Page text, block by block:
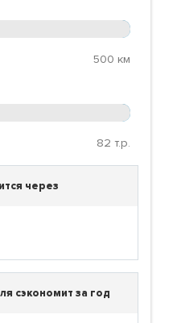
500 км
82 т.р.
через
сэкономит за год